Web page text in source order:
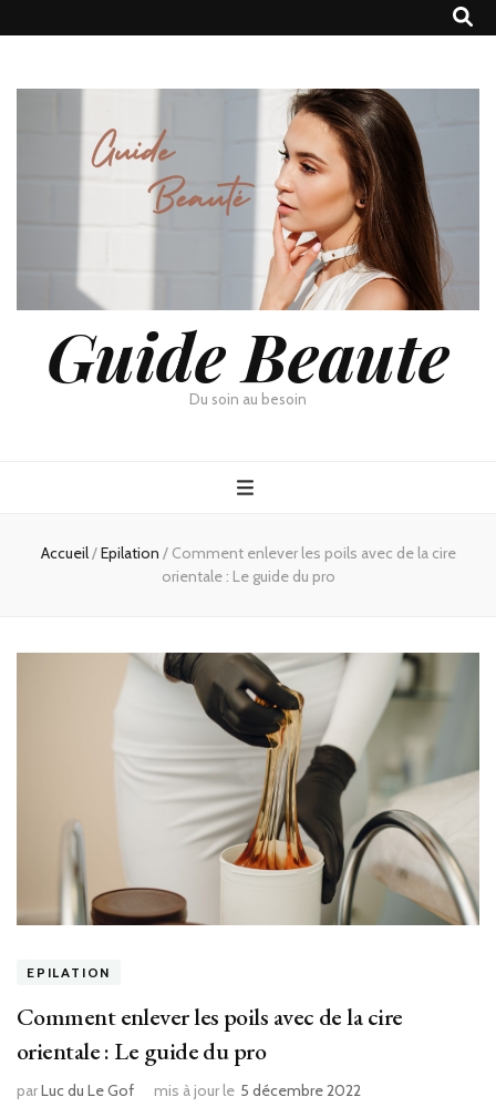
Guide Beaute
Du soin au besoin
Accueil/Epilation / Comment enlever les poils avec de la cire
orientale : Le guide du pro
EPILATION
Comment enlever les poils avec de la cire
orientale : Le guide du pro
parLuc du Le Gof mis à jour le 5 décembre 2022